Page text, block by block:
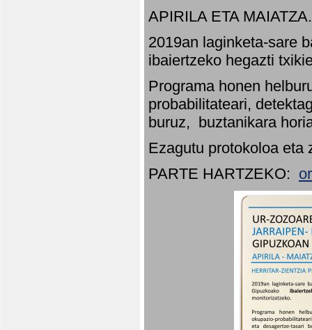
APIRILA ETA MAIATZA.
2019an laginketa-sare
ibaiertzeko hegazti
Programa honen
probabilitateari,
buruz, buztanikara
Ezagutu protokoloa eta
PARTE HARTZEKO: